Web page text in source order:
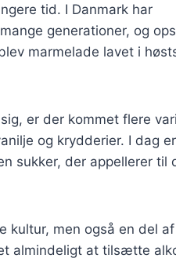
tid. I Danmark har
generationer, og
marmelade lavet i
er der kommet flere
og krydderier. I dag
sukker, der appellerer til
kultur, men også en del
almindeligt at tilsætte